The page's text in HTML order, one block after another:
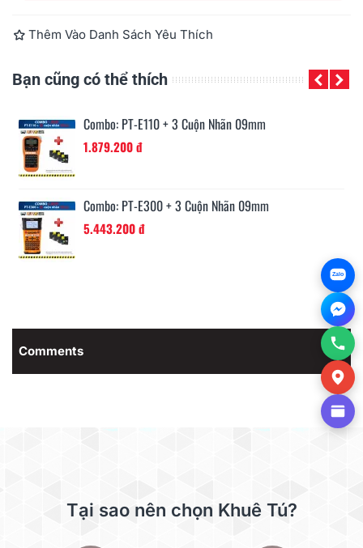
Thêm Vào Danh Sách Yêu Thích
Bạn cũng có thể thích
Combo: PT-E110 + 3 Cuộn Nhãn 09mm
1.879.200 đ
Combo: PT-E300 + 3 Cuộn Nhãn 09mm
5.443.200 đ
Comments
Tại sao nên chọn Khuê Tú?
Zalo